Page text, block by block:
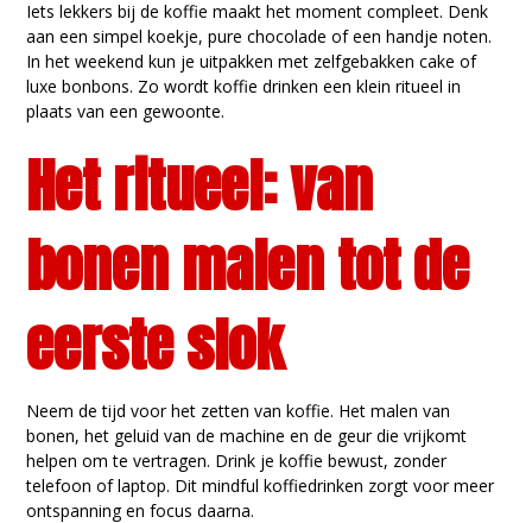
Iets lekkers bij de koffie maakt het moment compleet. Denk
aan een simpel koekje, pure chocolade of een handje noten.
In het weekend kun je uitpakken met zelfgebakken cake of
luxe bonbons. Zo wordt koffie drinken een klein ritueel in
plaats van een gewoonte.
Het ritueel: van
bonen malen tot de
eerste slok
Neem de tijd voor het zetten van koffie. Het malen van
bonen, het geluid van de machine en de geur die vrijkomt
helpen om te vertragen. Drink je koffie bewust, zonder
telefoon of laptop. Dit mindful koffiedrinken zorgt voor meer
ontspanning en focus daarna.